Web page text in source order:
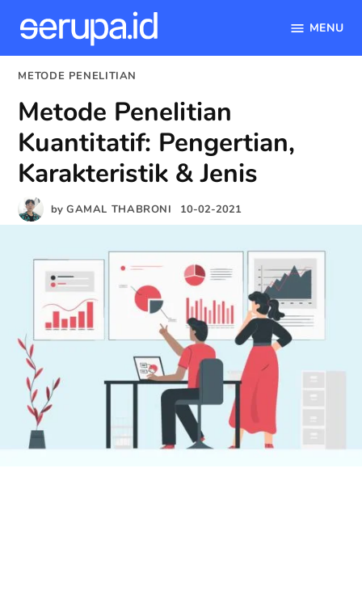
content
MENU
POSTED
METODE PENELITIAN
Metode Penelitian
Kuantitatif: Pengertian,
Karakteristik & Jenis
by GAMAL THABRONI 10-02-2021